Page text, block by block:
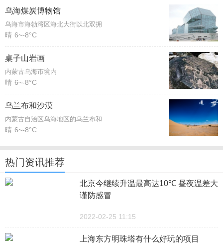
乌海煤炭博物馆
乌海市海勃湾区海北大街以北双拥
晴 6~-8°C
桌子山岩画
内蒙古乌海市境内
晴 6~-8°C
乌兰布和沙漠
内蒙古自治区乌海地区的乌兰布和
晴 6~-8°C
热门资讯推荐
北京今继续升温最高达10℃ 昼夜温差大
谨防感冒
2022-02-25 11:15
上海东方明珠塔有什么好玩的项目